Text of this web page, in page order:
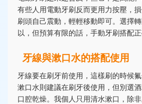
有些人用電動牙刷反而更用力按壓，
刷頭自己震動，輕輕移動即可。選擇
以，但預算有限的話，手動牙刷搭配正
牙線與漱口水的搭配使用
牙線要在刷牙前使用，這樣刷的時候氟
漱口水則建議在刷牙後使用，但別選
口腔乾燥。我個人只用清水漱口，除